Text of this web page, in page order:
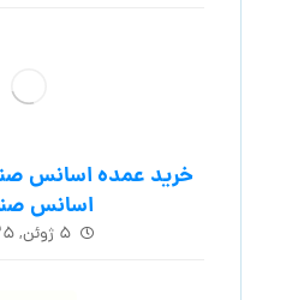
خرید عمده اسانس
اسانس‌
۵ ژوئن, ۲۰۲۵